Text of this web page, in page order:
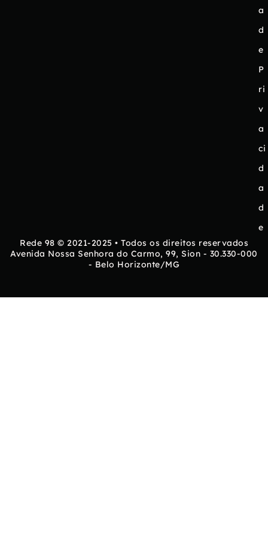
a
d
e
P
ri
v
a
ci
d
a
d
e
Rede 98 © 2021-2025 • Todos os direitos reservados
Avenida Nossa Senhora do Carmo, 99, Sion - 30.330-000
- Belo Horizonte/MG